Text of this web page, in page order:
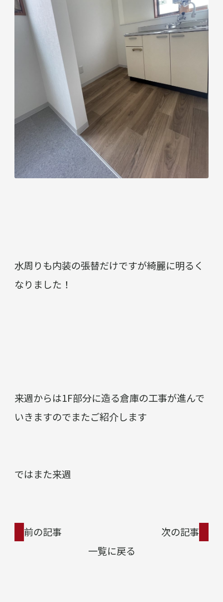
水周りも内装の張替だけですが綺麗に明るく
なりました！
来週からは1F部分に造る倉庫の工事が進んで
いきますのでまたご紹介します
ではまた来週
前の記事
一覧に戻る
次の記事